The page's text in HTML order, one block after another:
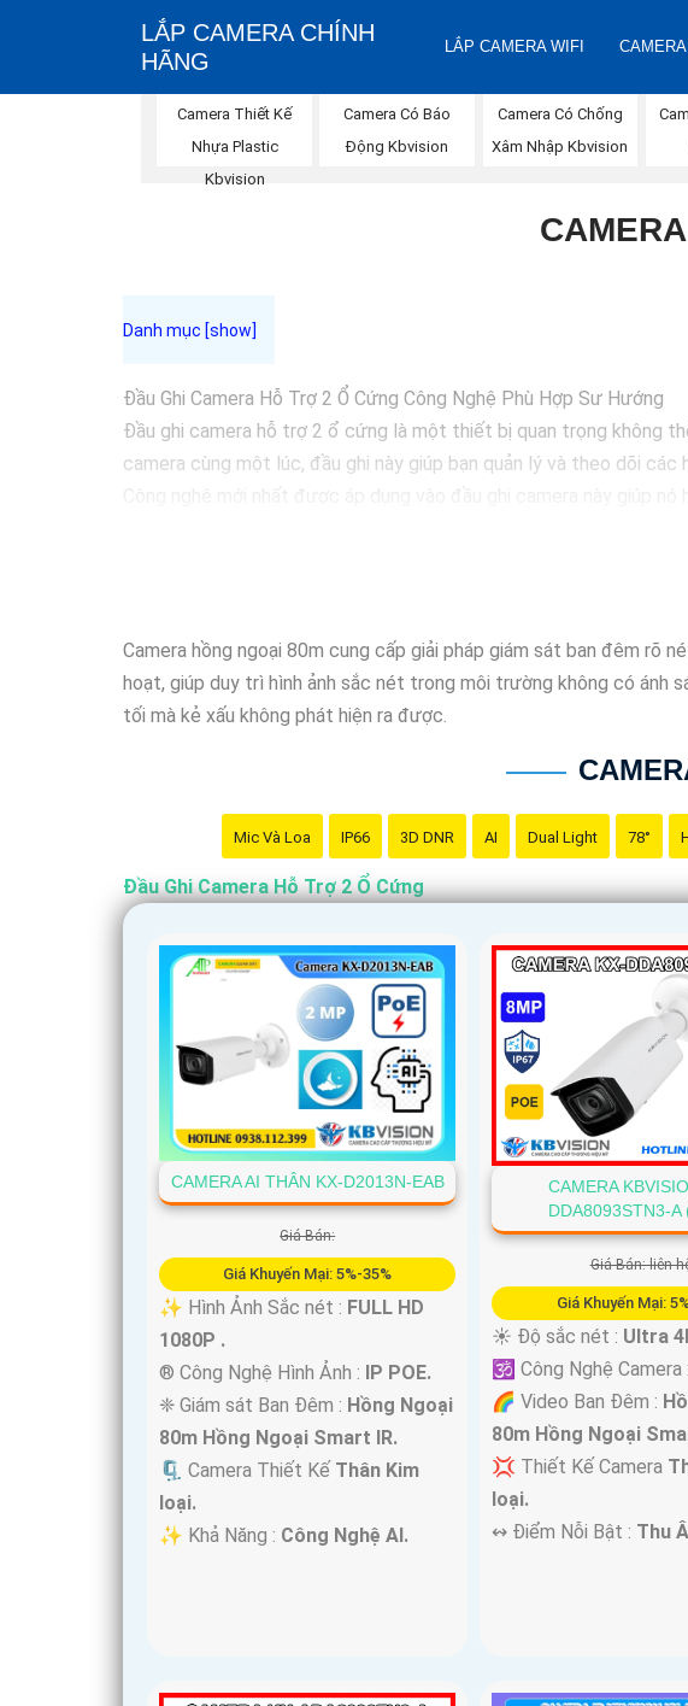
LẮP CAMERA CHÍNH
HÃNG
LẮP CAMERA WIFI
Camera Thiết Kế
Nhựa Plastic
Kbvision
Camera Có Báo
Động Kbvision
Camera Có Chống
Xâm Nhập Kbvision
Đầu Ghi Camera Hỗ Trợ 2 Ổ Cứng Công Nghệ Phù Hợp Sư Hướng
Đầu ghi camera hỗ trợ 2 ổ cứng là một thiết bị quan trọng không
camera cùng một lúc, đầu ghi này giúp bạn quản lý và theo dõi
Nếu bạn đang tìm kiếm một giải pháp giám sát an ninh thông
cầu của bạn. Hãy đầu tư vào sản phẩm này để bảo vệ và giám sát
Camera hồng ngoại 80m cung cấp giải pháp giám sát ban đêm rõ
hoạt, giúp duy trì hình ảnh sắc nét trong môi trường không có ánh
tối mà kẻ xấu không phát hiện ra được.
Mic Và Loa IP66 3D DNR AI Dual Light 78°
Đầu Ghi Camera Hỗ Trợ 2 Ổ Cứng
CAMERA AI THÂN KX-D2013N-EAB
Giá Bán:
Giá Khuyến Mại: 5%-35%
✨ Hình Ảnh Sắc nét : FULL HD
1080P .
®️ Công Nghệ Hình Ảnh : IP POE.
❈ Giám sát Ban Đêm : Hồng Ngoại
80m Hồng Ngoại Smart IR.
🗜️ Camera Thiết Kế Thân Kim
loại.
️✨ Khả Năng : Công Nghệ AI.
CAMERA
DDA8093STN3-A
Giá Bán: liên
Giá Khuyến Mại:
☀️ Độ sắc nét : Ultra
🕉️ Công Nghệ Camera :
🌈 Video Ban Đêm :
80m Hồng Ngoại
💢 Thiết Kế Camera
loại.
️↭ Điểm Nỗi Bật : Thu